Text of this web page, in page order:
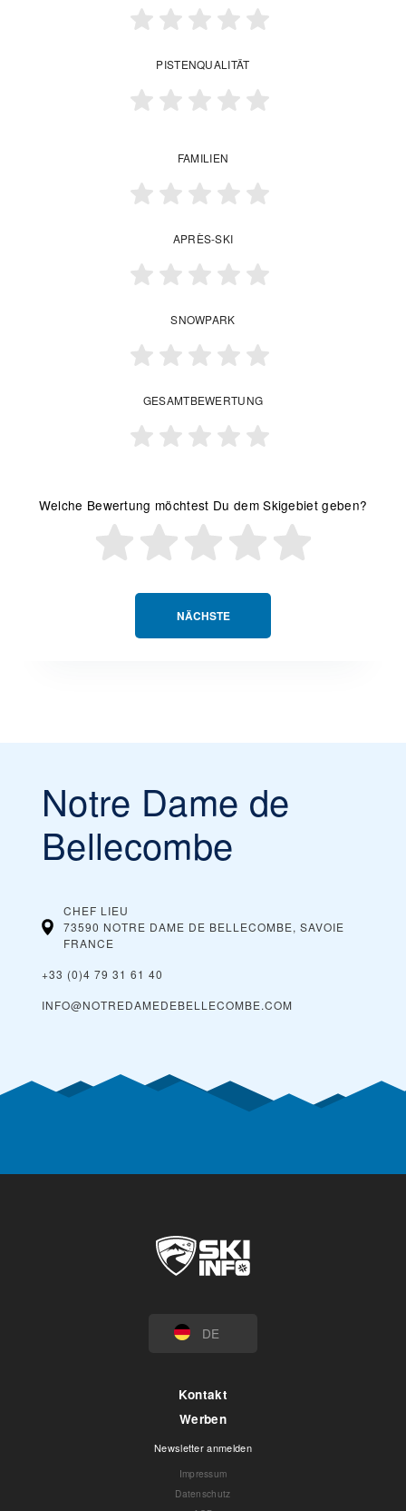
NÄCHSTE
PISTENQUALITÄT
FAMILIEN
APRÈS-SKI
SNOWPARK
GESAMTBEWERTUNG
Welche Bewertung möchtest Du dem Skigebiet geben?
Notre Dame de
Bellecombe
CHEF LIEU
73590 NOTRE DAME DE BELLECOMBE, SAVOIE
FRANCE
+33 (0)4 79 31 61 40
INFO@NOTREDAMEDEBELLECOMBE.COM
DE
Kontakt
Werben
Newsletter anmelden
Impressum
Datenschutz